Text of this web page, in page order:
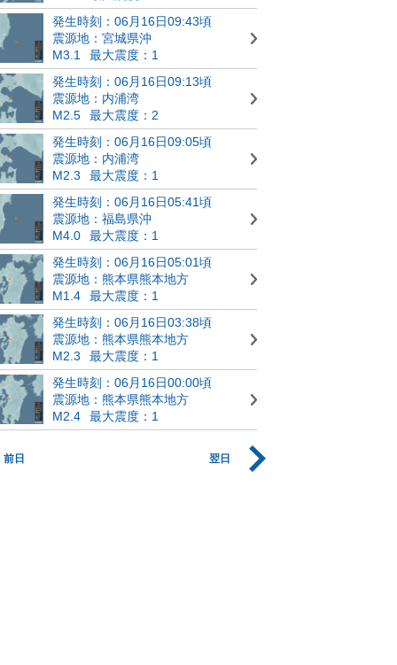
発生時刻：06月16日09:43頃
震源地：宮城県沖
M3.1
最大震度：1
発生時刻：06月16日09:13頃
震源地：内浦湾
M2.5
最大震度：2
発生時刻：06月16日09:05頃
震源地：内浦湾
M2.3
最大震度：1
発生時刻：06月16日05:41頃
震源地：福島県沖
M4.0
最大震度：1
発生時刻：06月16日05:01頃
震源地：熊本県熊本地方
M1.4
最大震度：1
発生時刻：06月16日03:38頃
震源地：熊本県熊本地方
M2.3
最大震度：1
発生時刻：06月16日00:00頃
震源地：熊本県熊本地方
M2.4
最大震度：1
前日 翌日